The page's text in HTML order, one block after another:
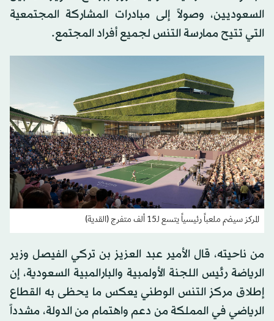
السعوديين، وصولاً إلى مبادرات المشاركة المجتمعية
التي تتيح ممارسة التنس لجميع أفراد المجتمع.
المركز سيضم ملعباً رئيسياً يتسع لـ15 ألف متفرج (القدية)
من ناحيته، قال الأمير عبد العزيز بن تركي الفيصل وزير
الرياضة رئيس اللجنة الأولمبية والبارالمبية السعودية، إن
إطلاق مركز التنس الوطني يعكس ما يحظى به القطاع
الرياضي في المملكة من دعم واهتمام من الدولة، مشدداً